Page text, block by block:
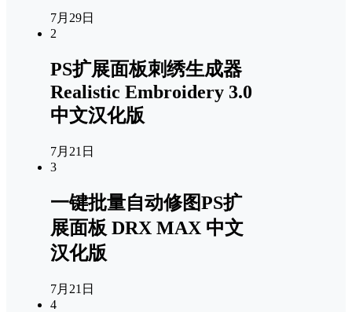
7月29日
2
PS扩展面板刺绣生成器
Realistic Embroidery 3.0
中文汉化版
7月21日
3
一键批量自动修图PS扩
展面板 DRX MAX 中文
汉化版
7月21日
4